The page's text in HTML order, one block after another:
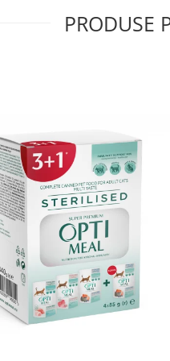
PRODUSE